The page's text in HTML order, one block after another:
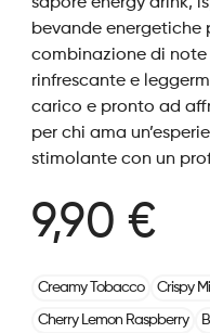
bevande energetiche
combinazione di
rinfrescante e
carico e pronto ad
per chi ama
stimolante con un
9,90 €
Creamy Tobacco Crispy
Cherry Lemon Raspberry